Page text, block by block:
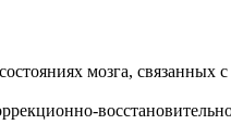
мозга,